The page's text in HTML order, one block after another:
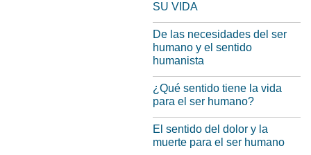
SU VIDA
De las necesidades del ser
humano y el sentido
humanista
¿Qué sentido tiene la vida
para el ser humano?
El sentido del dolor y la
muerte para el ser humano